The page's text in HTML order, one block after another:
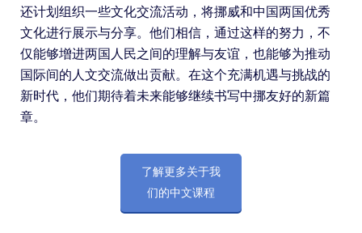
还计划组织一些文化交流活动，将挪威和中国两国优秀
文化进行展示与分享。他们相信，通过这样的努力，不
仅能够增进两国人民之间的理解与友谊，也能够为推动
国际间的人文交流做出贡献。在这个充满机遇与挑战的
新时代，他们期待着未来能够继续书写中挪友好的新篇
章。
了解更多关于我
们的中文课程